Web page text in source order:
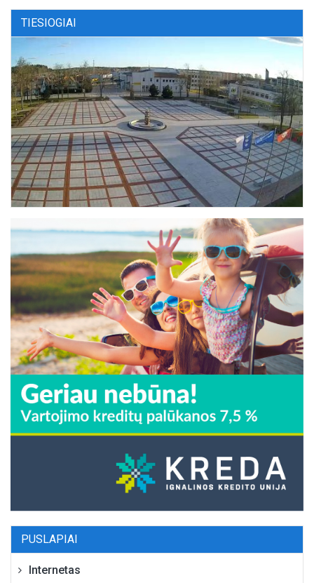
TIESIOGIAI
PUSLAPIAI
Internetas